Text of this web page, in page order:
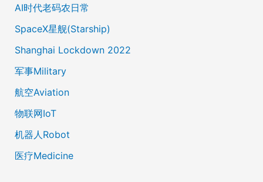
AI时代老码农日常
SpaceX星舰(Starship)
Shanghai Lockdown 2022
军事Military
航空Aviation
物联网IoT
机器人Robot
医疗Medicine